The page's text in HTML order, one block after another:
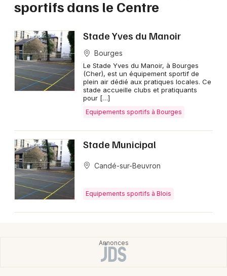
Newsletter des sorties
Artistes en tournée
Actus dans le Centre
Magazine dans le Centre
sportifs dans le Centre
Stade Yves du Manoir
Bourges
Le Stade Yves du Manoir, à Bourges
(Cher), est un équipement sportif de
plein air dédié aux pratiques locales. Ce
stade accueille clubs et pratiquants
pour […]
Equipements sportifs à Bourges
Stade Municipal
Candé-sur-Beuvron
Equipements sportifs à Blois